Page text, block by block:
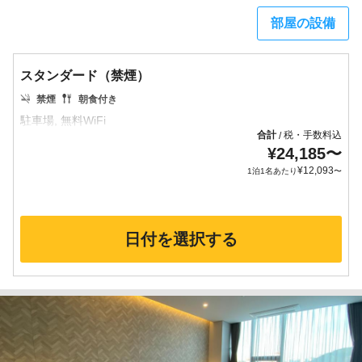
部屋の設備
スタンダード（禁煙）
禁煙 朝食付き
合計/税・手数料込
¥24,185〜
1泊1名あたり¥12,093〜
日付を選択する